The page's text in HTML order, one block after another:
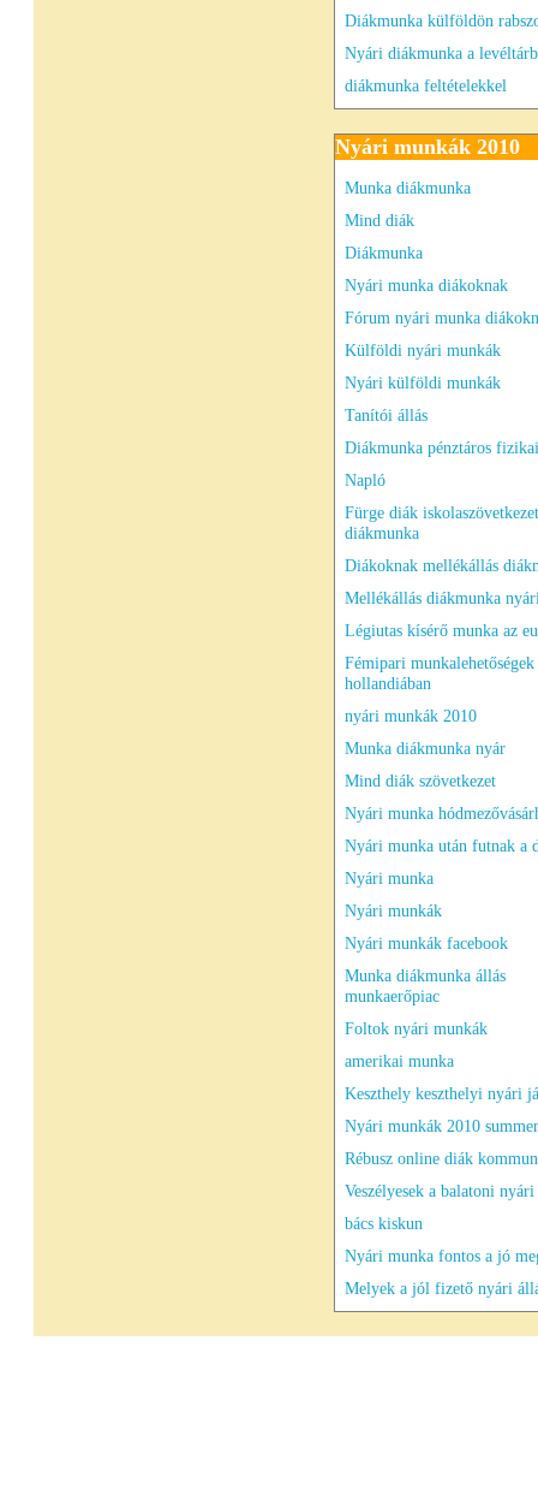
Diákmunka külföldön
Nyári diákmunka a
diákmunka feltételekkel
Nyári munkák 2010
Munka diákmunka
Mind diák
Diákmunka
Nyári munka diákoknak
Fórum nyári munka
Külföldi nyári munkák
Nyári külföldi munkák
Tanítói állás
Diákmunka pénztáros
Napló
Fürge diák iskolaszövetkezet
diákmunka
Diákoknak mellékállás
Mellékállás diákmunka
Légiutas kísérő munka az
Fémipari munkalehetőségek
hollandiában
nyári munkák 2010
Munka diákmunka nyár
Mind diák szövetkezet
Nyári munka
Nyári munka után futnak a
Nyári munka
Nyári munkák
Nyári munkák facebook
Munka diákmunka állás
munkaerőpiac
Foltok nyári munkák
amerikai munka
Keszthely keszthelyi nyári
Nyári munkák 2010
Rébusz online diák
Veszélyesek a balatoni
bács kiskun
Nyári munka fontos a jó
Melyek a jól fizető nyári